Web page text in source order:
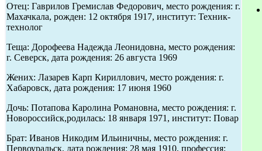
Отец: Гаврилов Гремислав Федорович, место рождения: г.
Махачкала, рожден: 12 октября 1917, институт: Техник-
технолог
Теща: Дорофеева Надежда Леонидовна, место рождения:
г. Северск, дата рождения: 26 августа 1969
Жених: Лазарев Карп Кириллович, место рождения: г.
Хабаровск, дата рождения: 17 июня 1960
Дочь: Потапова Каролина Романовна, место рождения: г.
Новороссийск,родилась: 18 января 1971, институт: Повар
Брат: Иванов Никодим Ильиничны, место рождения: г.
Первоуральск, дата рождения: 28 мая 1910, профессия: